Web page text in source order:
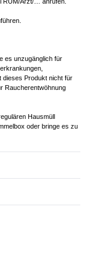
es unzugänglich für
dieses Produkt nicht für
Raucherentwöhnung
Hausmüll
oder bringe es zu